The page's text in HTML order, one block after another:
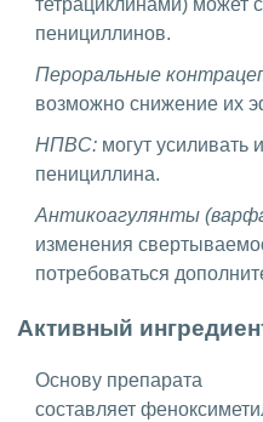
тетрациклинами) может
пенициллинов.
Пероральные
возможно снижение их
НПВС: могут усиливать
пенициллина.
Антикоагулянты
изменения
потребоваться
Активный
Основу препарата
составляет